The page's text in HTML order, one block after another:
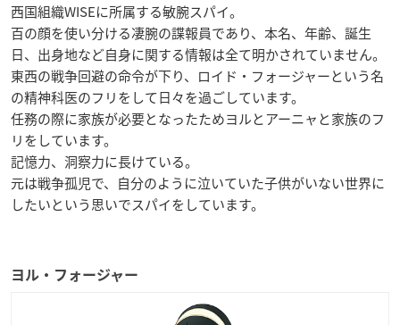
西国組織WISEに所属する敏腕スパイ。
百の顔を使い分ける凄腕の諜報員であり、本名、年齢、誕生
日、出身地など自身に関する情報は全て明かされていません。
東西の戦争回避の命令が下り、ロイド・フォージャーという名
の精神科医のフリをして日々を過ごしています。
任務の際に家族が必要となったためヨルとアーニャと家族のフ
リをしています。
記憶力、洞察力に長けている。
元は戦争孤児で、自分のように泣いていた子供がいない世界に
したいという思いでスパイをしています。
ヨル・フォージャー